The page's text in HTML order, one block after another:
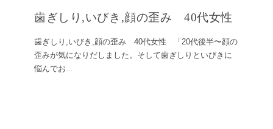
歯ぎしり,いびき,顔の歪み 40代女性
歯ぎしり,いびき,顔の歪み 40代女性 「20代後半〜顔の
歪みが気になりだしました。そして歯ぎしりといびきに
悩んでお...